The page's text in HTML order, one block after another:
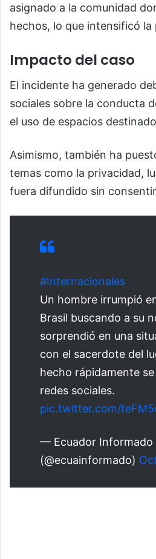
asignado a la comunidad
hechos, lo que intensificó la
Impacto del caso
El incidente ha generado
sociales sobre la conducta
el uso de espacios
Asimismo, también ha
temas como la privacidad,
fuera difundido sin
#Internacionales
Un hombre irrumpió
Brasil buscando a su
sorprendió en una
con el sacerdote del
hecho rápidamente
redes sociales.
pic.twitter.com/
— Ecuador Informado
(@ecuainformado)